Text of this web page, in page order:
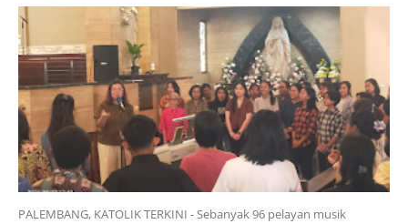
PALEMBANG, KATOLIK TERKINI - Sebanyak 96 pelayan musik